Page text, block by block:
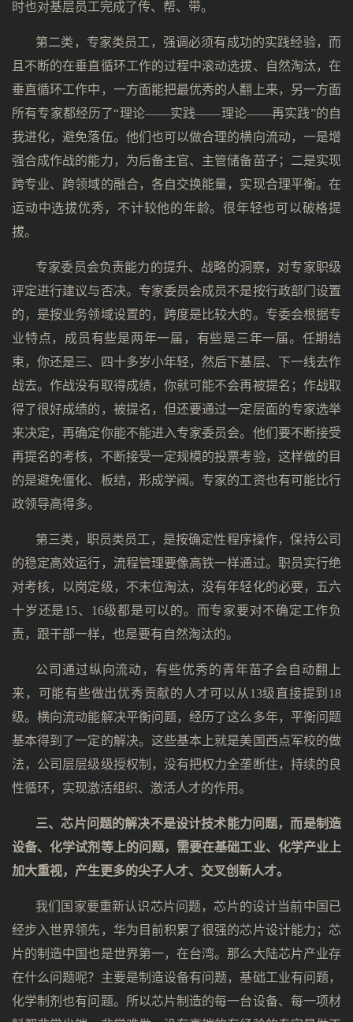
时也对基层员工完成了传、帮、带。
第二类，专家类员工，强调必须有成功的实践经验，而
且不断的在垂直循环工作的过程中滚动选拔、自然淘汰，在
垂直循环工作中，一方面能把最优秀的人翻上来，另一方面
所有专家都经历了“理论——实践——理论——再实践”的自
我进化，避免落伍。他们也可以做合理的横向流动，一是增
强合成作战的能力，为后备主官、主管储备苗子；二是实现
跨专业、跨领域的融合，各自交换能量，实现合理平衡。在
运动中选拔优秀，不计较他的年龄。很年轻也可以破格提
拔。
专家委员会负责能力的提升、战略的洞察，对专家职级
评定进行建议与否决。专家委员会成员不是按行政部门设置
的，是按业务领域设置的，跨度是比较大的。专委会根据专
业特点，成员有些是两年一届，有些是三年一届。任期结
束，你还是三、四十多岁小年轻，然后下基层、下一线去作
战去。作战没有取得成绩，你就可能不会再被提名；作战取
得了很好成绩的，被提名，但还要通过一定层面的专家选举
来决定，再确定你能不能进入专家委员会。他们要不断接受
再提名的考核，不断接受一定规模的投票考验，这样做的目
的是避免僵化、板结，形成学阀。专家的工资也有可能比行
政领导高得多。
第三类，职员类员工，是按确定性程序操作，保持公司
的稳定高效运行，流程管理要像高铁一样通过。职员实行绝
对考核，以岗定级，不末位淘汰，没有年轻化的必要，五六
十岁还是15、16级都是可以的。而专家要对不确定工作负
责，跟干部一样，也是要有自然淘汰的。
公司通过纵向流动，有些优秀的青年苗子会自动翻上
来，可能有些做出优秀贡献的人才可以从13级直接提到18
级。横向流动能解决平衡问题，经历了这么多年，平衡问题
基本得到了一定的解决。这些基本上就是美国西点军校的做
法，公司层层级级授权制，没有把权力全垄断住，持续的良
性循环，实现激活组织、激活人才的作用。
三、芯片问题的解决不是设计技术能力问题，而是制造
设备、化学试剂等上的问题，需要在基础工业、化学产业上
加大重视，产生更多的尖子人才、交叉创新人才。
我们国家要重新认识芯片问题，芯片的设计当前中国已
经步入世界领先，华为目前积累了很强的芯片设计能力；芯
片的制造中国也是世界第一，在台湾。那么大陆芯片产业存
在什么问题呢？主要是制造设备有问题，基础工业有问题，
化学制剂也有问题。所以芯片制造的每一台设备、每一项材